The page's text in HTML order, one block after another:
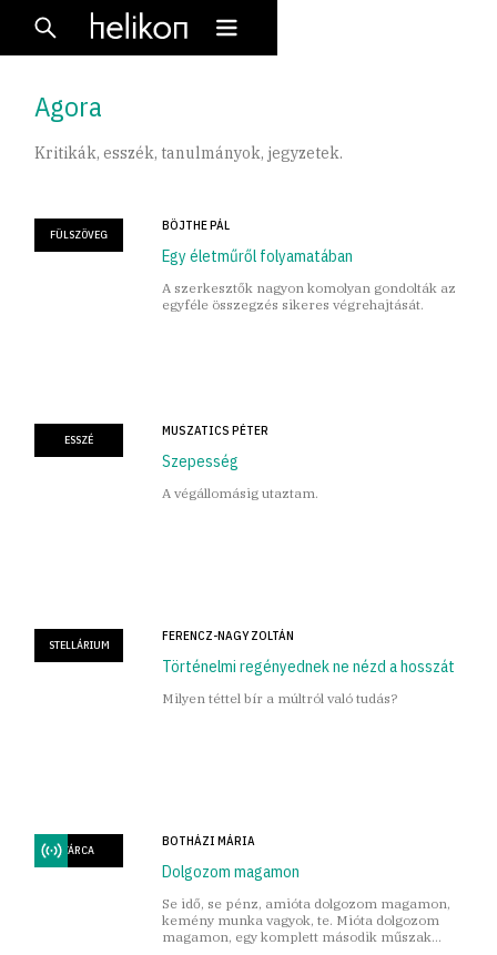
Agora
Kritikák, esszék, tanulmányok, jegyzetek.
FÜLSZÖVEG
BÖJTHE PÁL
Egy életműről folyamatában
A szerkesztők nagyon komolyan gondolták az
egyféle összegzés sikeres végrehajtását.
ESSZÉ
MUSZATICS PÉTER
Szepesség
A végállomásig utaztam.
STELLÁRIUM
FERENCZ-NAGY ZOLTÁN
Történelmi regényednek ne nézd a hosszát
Milyen téttel bír a múltról való tudás?
TÁRCA
BOTHÁZI MÁRIA
Dolgozom magamon
Se idő, se pénz, amióta dolgozom magamon,
kemény munka vagyok, te. Mióta dolgozom
magamon, egy komplett második műszak